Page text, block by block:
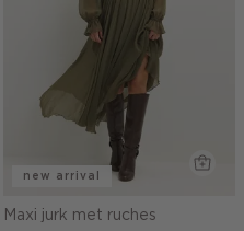
new arrival
Maxi jurk met ruches